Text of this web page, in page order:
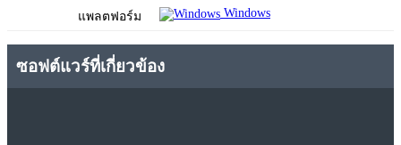
แพลตฟอร์ม Windows
ซอฟต์แวร์ที่เกี่ยวข้อง